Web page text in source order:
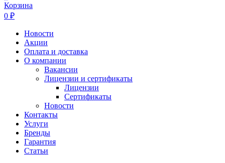
Корзина
0 ₽
Новости
Акции
Оплата и доставка
О компании
Вакансии
Лицензии и сертификаты
Лицензии
Сертификаты
Новости
Контакты
Услуги
Бренды
Гарантия
Статьи